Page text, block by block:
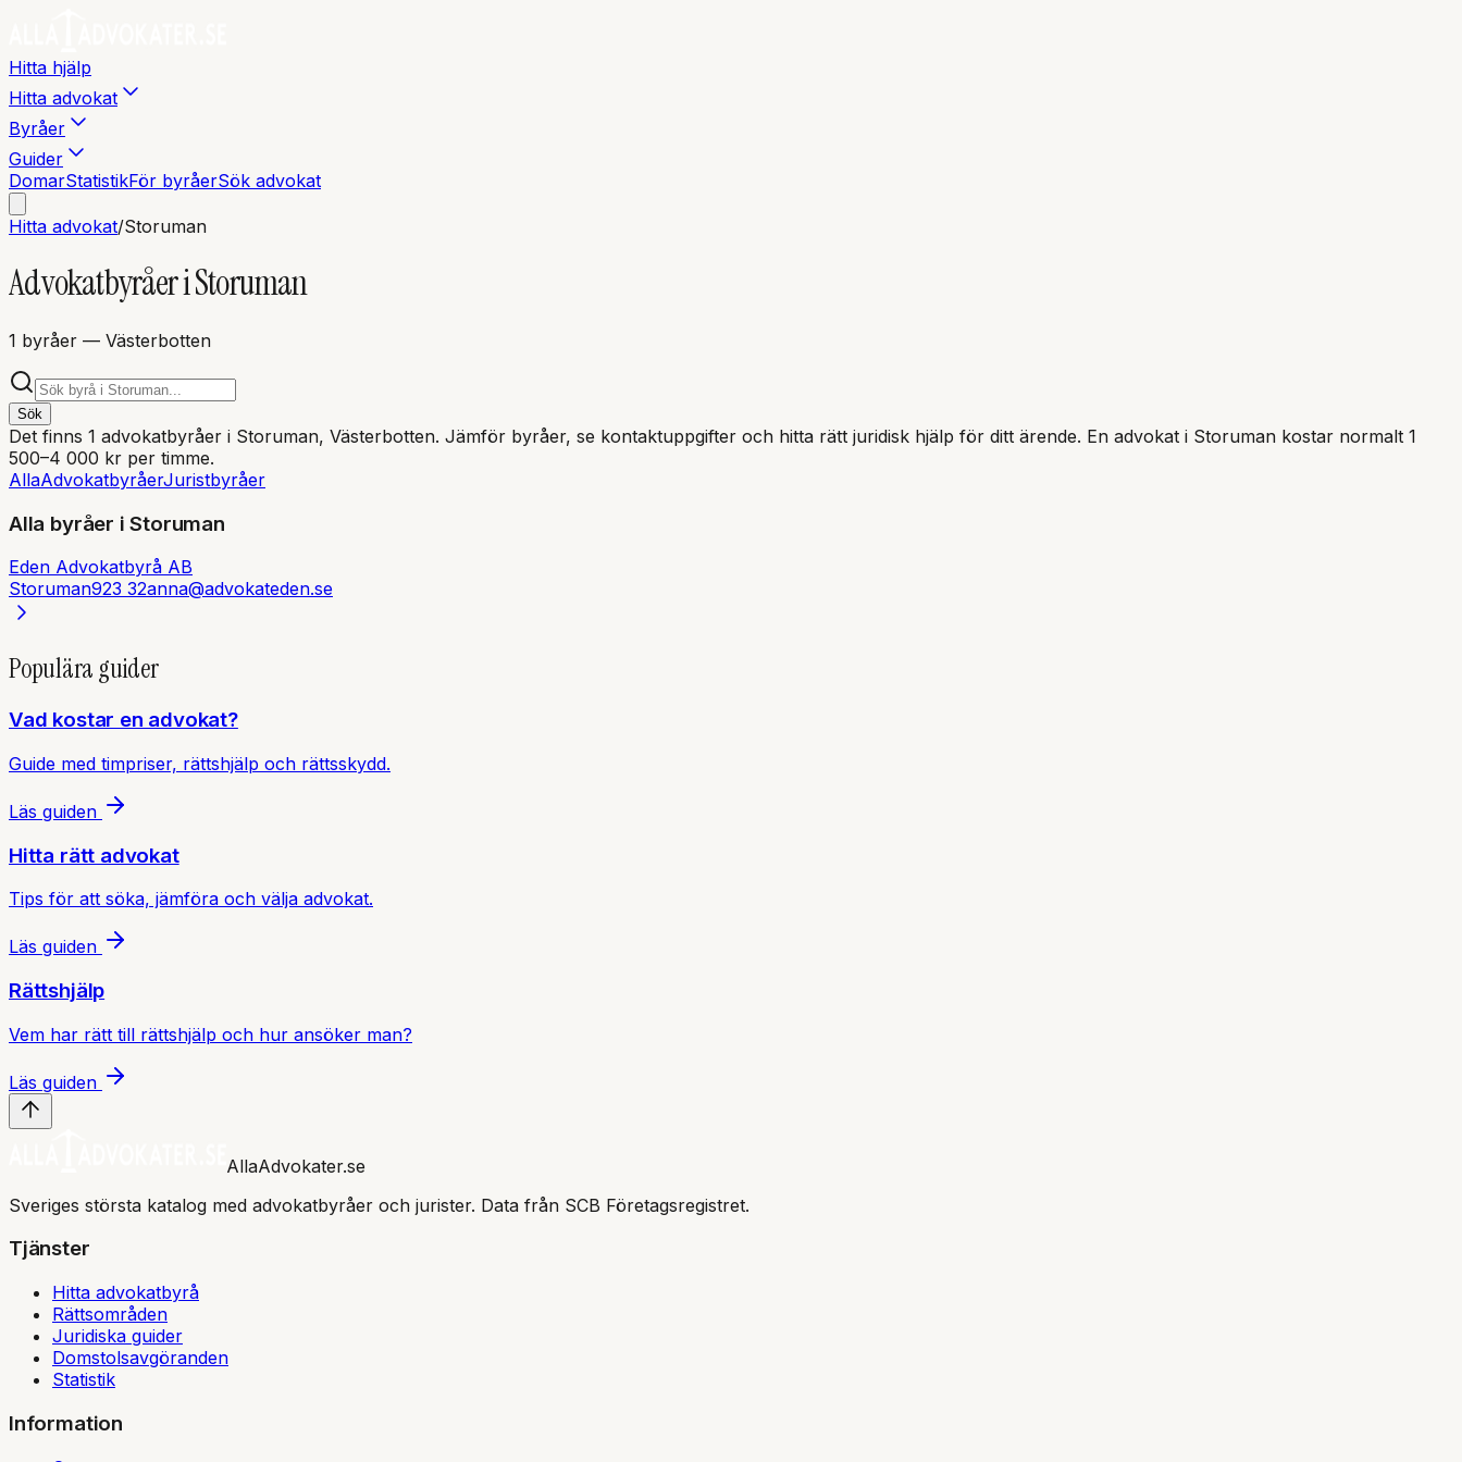
Hitta hjälp
Hitta advokat
Byråer
Guider
DomarStatistikFör byråerSök advokat
Hitta advokat/Storuman
Advokatbyråer iStoruman
1 byråer — Västerbotten
Sök
Det finns 1 advokatbyråer i Storuman, Västerbotten. Jämför byråer, se kontaktuppgifter och hitta rätt juridisk hjälp för ditt ärende. En advokat i Storuman kostar normalt 1
500–4 000 kr per timme.
AllaAdvokatbyråerJuristbyråer
Alla byråer iStoruman
Eden Advokatbyrå AB
Storuman923 32anna@advokateden.se
Populära guider
Vad kostar en advokat?
Guide med timpriser, rättshjälp och rättsskydd.
Läs guiden
Hitta rätt advokat
Tips för att söka, jämföra och välja advokat.
Läs guiden
Rättshjälp
Vem har rätt till rättshjälp och hur ansöker man?
Läs guiden
AllaAdvokater.se
Sveriges största katalog med advokatbyråer och jurister. Data från SCB Företagsregistret.
Tjänster
Hitta advokatbyrå
Rättsområden
Juridiska guider
Domstolsavgöranden
Statistik
Information